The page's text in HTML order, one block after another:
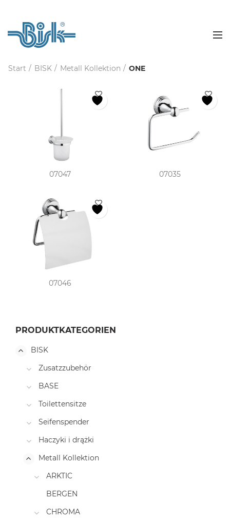
Start BISK Metall Kollektion ONE
07047 07035
07046
PRODUKTKATEGORIEN
BISK
Zusatzzubehör
BASE
Toilettensitze
Seifenspender
Haczyki i drążki
Metall Kollektion
ARKTIC
BERGEN
CHROMA